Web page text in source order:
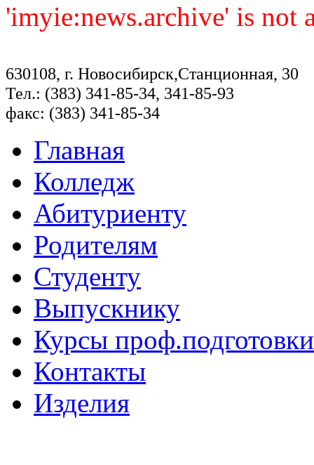
'imyie:news.archive' is not
630108, г. Новосибирск,Станционная, 30
Тел.: (383) 341-85-34, 341-85-93
факс: (383) 341-85-34
Главная
Колледж
Абитуриенту
Родителям
Студенту
Выпускнику
Курсы проф.подготовки
Контакты
Изделия